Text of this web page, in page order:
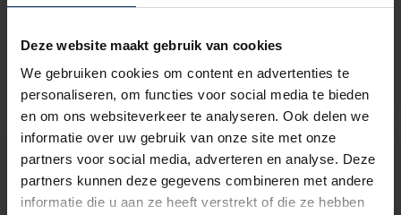
Deze website maakt gebruik van cookies
We gebruiken cookies om content en advertenties te
personaliseren, om functies voor social media te bieden
en om ons websiteverkeer te analyseren. Ook delen we
informatie over uw gebruik van onze site met onze
partners voor social media, adverteren en analyse. Deze
partners kunnen deze gegevens combineren met andere
informatie die u aan ze heeft verstrekt of die ze hebben
Compleet met RVS fundatie